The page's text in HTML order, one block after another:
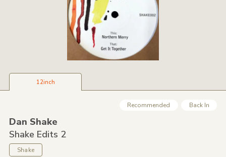
12inch
Recommended Back In
Dan Shake
Shake Edits 2
Shake